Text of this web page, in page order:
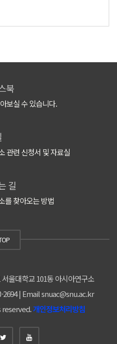
북
보실 수 있습니다.
관련 신청서 및 자료실
길
를 찾아오는 방법
울대학교 101동 아시아연구소
2694 | Email snuac@snu.ac.kr
reserved.개인정보처리방침